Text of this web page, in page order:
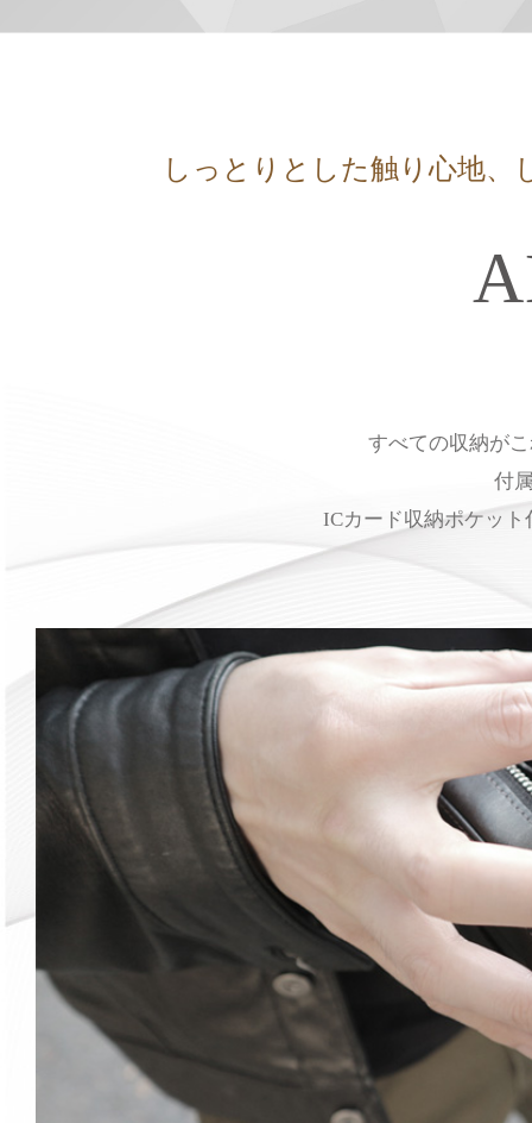
しっとりとした触り心地
すべての収納が
付
ICカード収納ポケッ